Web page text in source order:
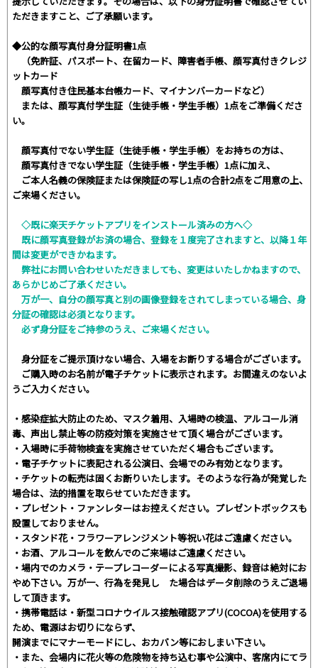
ただきますこと、ご了承願います。
◆公的な顔写真付身分証明書1点
（免許証、パスポート、在留カード、障害者手帳、顔写真付きクレジ
ットカード
顔写真付き住民基本台帳カード、マイナンバーカードなど）
または、顔写真付学生証（生徒手帳・学生手帳）1点をご準備くださ
い。
顔写真付でない学生証（生徒手帳・学生手帳）をお持ちの方は、
顔写真付きでない学生証（生徒手帳・学生手帳）1点に加え、
ご本人名義の保険証または保険証の写し1点の合計2点をご用意の上、
ご来場ください。
◇既に楽天チケットアプリをインストール済みの方へ◇
既に顔写真登録がお済の場合、登録を１度完了されますと、以降１年
間は変更ができかねます。
弊社にお問い合わせいただきましても、変更はいたしかねますので、
あらかじめご了承ください。
万が一、自分の顔写真と別の画像登録をされてしまっている場合、身
分証の確認は必須となります。
必ず身分証をご持参のうえ、ご来場ください。
身分証をご提示頂けない場合、入場をお断りする場合がございます。
ご購入時のお名前が電子チケットに表示されます。お間違えのないよ
うご入力ください。
・感染症拡大防止のため、マスク着用、入場時の検温、アルコール消
毒、声出し禁止等の防疫対策を実施させて頂く場合がございます。
・入場時に手荷物検査を実施させていただく場合もございます。
・電子チケットに表記される公演日、会場でのみ有効となります。
・チケットの転売は固くお断りいたします。そのような行為が発覚した
場合は、法的措置を取らせていただきます。
・プレゼント・ファンレターはお控えください。プレゼントボックスも
設置しておりません。
・スタンド花・フラワーアレンジメント等祝い花はご遠慮ください。
・お酒、アルコールを飲んでのご来場はご遠慮ください。
・場内でのカメラ・テープレコーダーによる写真撮影、録音は絶対にお
やめ下さい。万が一、行為を発見し た場合はデータ削除のうえご退場
して頂きます。
・携帯電話は・新型コロナウイルス接触確認アプリ(COCOA)を使用する
ため、電源はお切りにならず、
開演までにマナーモードにし、おカバン等におしまい下さい。
・また、会場内に花火等の危険物を持ち込む事や公演中、客席内にてラ